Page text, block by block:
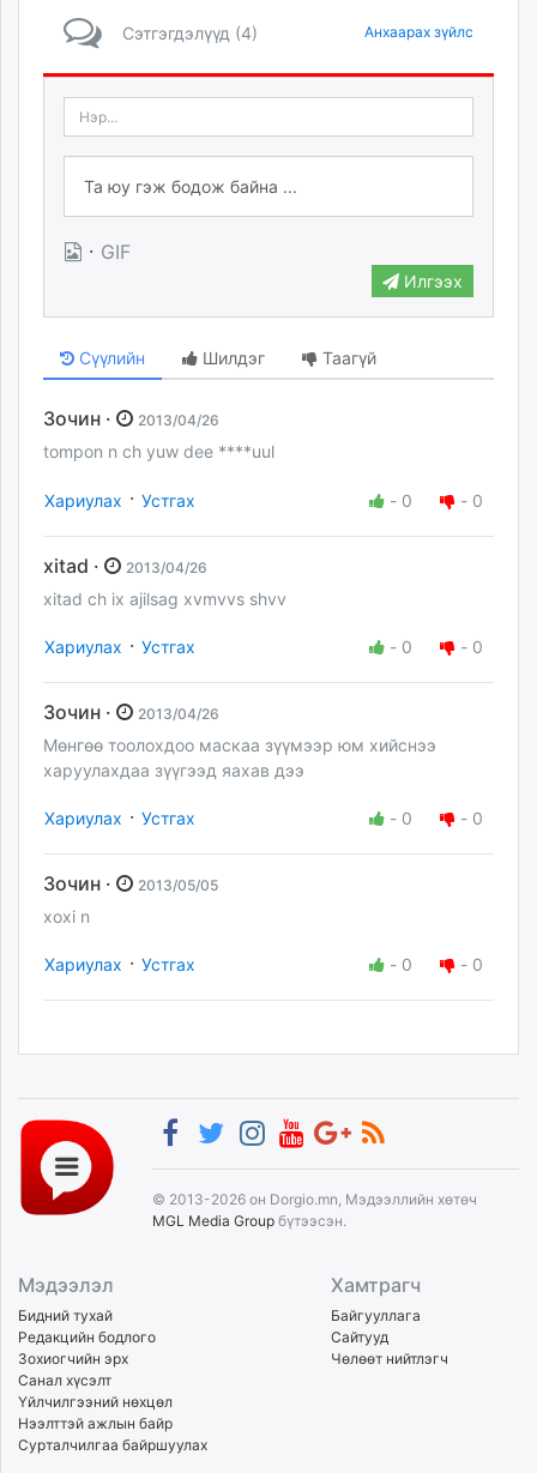
Сэтгэгдэлүүд (4) Анхаарах зүйлс
· GIF
Илгээх
Сүүлийн Шилдэг Таагүй
Зочин · 2013/04/26
tompon n ch yuw dee ****uul
Хариулах · Устгах - 0 - 0
xitad · 2013/04/26
xitad ch ix ajilsag xvmvvs shvv
Хариулах · Устгах - 0 - 0
Зочин · 2013/04/26
Мөнгөө тоолохдоо маскаа зүүмээр юм хийснээ
харуулахдаа зүүгээд яахав дээ
Хариулах · Устгах - 0 - 0
Зочин · 2013/05/05
xoxi n
Хариулах · Устгах - 0 - 0
© 2013-2026 он Dorgio.mn, Мэдээллийн хөтөч
MGL Media Group бүтээсэн.
Мэдээлэл
Бидний тухай
Редакцийн бодлого
Зохиогчийн эрх
Санал хүсэлт
Үйлчилгээний нөхцөл
Нээлттэй ажлын байр
Сурталчилгаа байршуулах
Хамтрагч
Байгууллага
Сайтууд
Чөлөөт нийтлэгч